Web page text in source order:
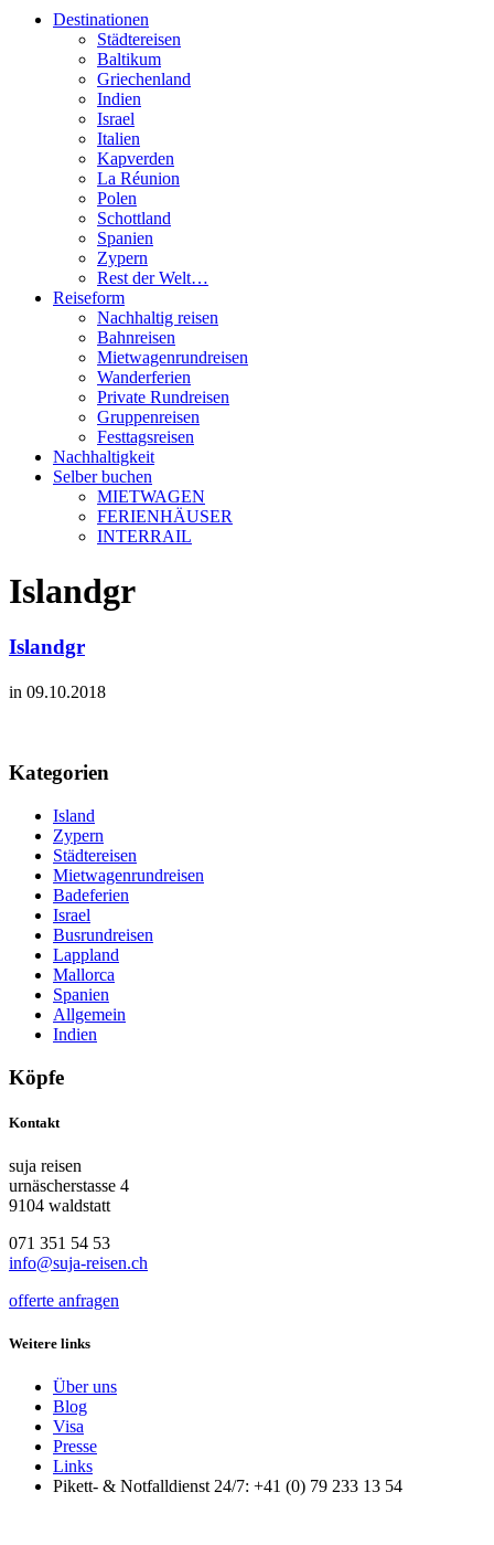
Destinationen
Städtereisen
Baltikum
Griechenland
Indien
Israel
Italien
Kapverden
La Réunion
Polen
Schottland
Spanien
Zypern
Rest der Welt…
Reiseform
Nachhaltig reisen
Bahnreisen
Mietwagenrundreisen
Wanderferien
Private Rundreisen
Gruppenreisen
Festtagsreisen
Nachhaltigkeit
Selber buchen
MIETWAGEN
FERIENHÄUSER
INTERRAIL
Islandgr
Islandgr
in 09.10.2018
Kategorien
Island
Zypern
Städtereisen
Mietwagenrundreisen
Badeferien
Israel
Busrundreisen
Lappland
Mallorca
Spanien
Allgemein
Indien
Köpfe
Kontakt
suja reisen
urnäscherstasse 4
9104 waldstatt
071 351 54 53
info@suja-reisen.ch
offerte anfragen
Weitere links
Über uns
Blog
Visa
Presse
Links
Pikett- & Notfalldienst 24/7: +41 (0) 79 233 13 54